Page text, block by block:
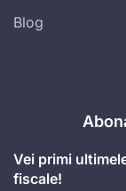
Blog
Vei primi
fiscale!